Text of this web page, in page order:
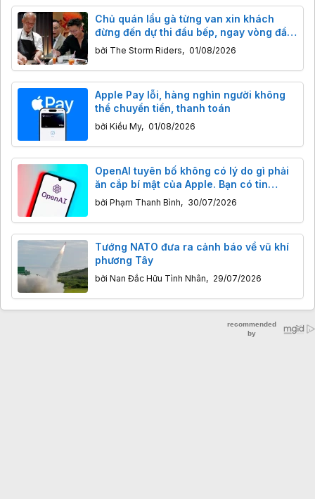
Chủ quán lẩu gà từng van xin khách
đừng đến dự thi đầu bếp, ngay vòng đầu
tiên giám khảo nói câu bất ngờ
bởi The Storm Riders, 01/08/2026
Apple Pay lỗi, hàng nghìn người không
thể chuyển tiền, thanh toán
bởi Kiều My, 01/08/2026
OpenAI tuyên bố không có lý do gì phải
ăn cắp bí mật của Apple. Bạn có tin
không?
bởi Phạm Thanh Bình, 30/07/2026
Tướng NATO đưa ra cảnh báo về vũ khí
phương Tây
bởi Nan Đắc Hữu Tình Nhân, 29/07/2026